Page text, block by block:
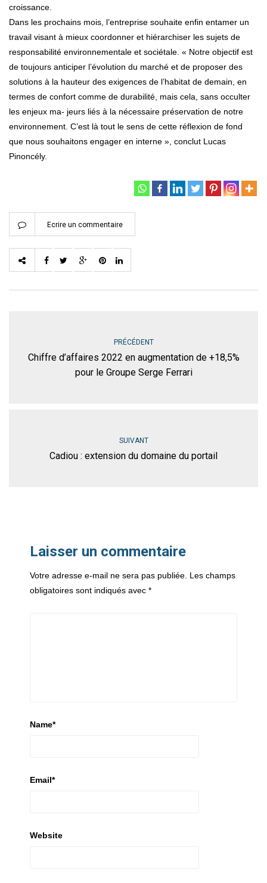
croissance.
Dans les prochains mois, l’entreprise souhaite enfin entamer un
travail visant à mieux coordonner et hiérarchiser les sujets de
responsabilité environnementale et sociétale. « Notre objectif est
de toujours anticiper l’évolution du marché et de proposer des
solutions à la hauteur des exigences de l’habitat de demain, en
termes de confort comme de durabilité, mais cela, sans occulter
les enjeux ma- jeurs liés à la nécessaire préservation de notre
environnement. C’est là tout le sens de cette réflexion de fond
que nous souhaitons engager en interne », conclut Lucas
Pinoncély.
Ecrire un commentaire
PRÉCÉDENT
Chiffre d’affaires 2022 en augmentation de +18,5%
pour le Groupe Serge Ferrari
SUIVANT
Cadiou : extension du domaine du portail
Laisser un commentaire
Votre adresse e-mail ne sera pas publiée. Les champs
obligatoires sont indiqués avec *
Name*
Email*
Website